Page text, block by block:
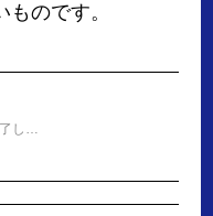
のです。
し…